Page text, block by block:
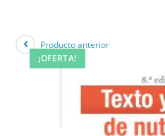
¡OFERTA!
Producto anterior